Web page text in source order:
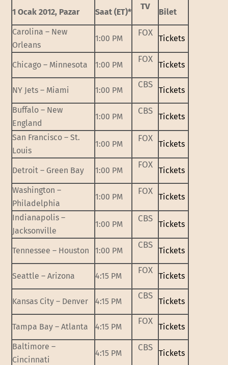
1 Ocak 2012, Pazar Saat (ET)*
TV
Bilet
Carolina – New
Orleans
1:00 PM
FOX
Tickets
Chicago – Minnesota 1:00 PM
FOX
Tickets
NY Jets – Miami 1:00 PM
CBS
Tickets
Buffalo – New
England
1:00 PM
CBS
Tickets
San Francisco – St.
Louis
1:00 PM
FOX
Tickets
Detroit – Green Bay 1:00 PM
FOX
Tickets
Washington –
Philadelphia
1:00 PM
FOX
Tickets
Indianapolis –
Jacksonville
1:00 PM
CBS
Tickets
Tennessee – Houston 1:00 PM
CBS
Tickets
Seattle – Arizona 4:15 PM
FOX
Tickets
Kansas City – Denver 4:15 PM
CBS
Tickets
Tampa Bay – Atlanta 4:15 PM
FOX
Tickets
Baltimore –
Cincinnati
4:15 PM
CBS
Tickets